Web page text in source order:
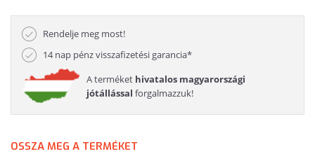
Rendelje meg most!
14 nap pénz visszafizetési garancia*
A terméket hivatalos magyarországi
jótállással forgalmazzuk!
OSSZA MEG A TERMÉKET